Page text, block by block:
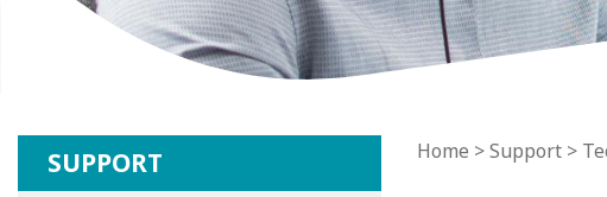
SUPPORT Home > Support >